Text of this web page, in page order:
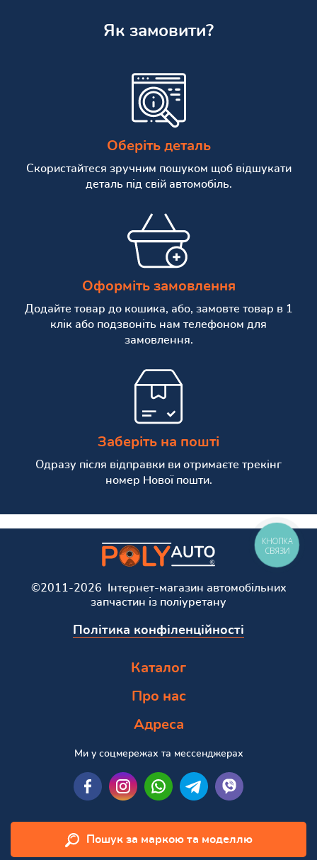
Як замовити?
Оберіть деталь
Скористайтеся зручним пошуком щоб відшукати
деталь під свій автомобіль.
Оформіть замовлення
Додайте товар до кошика, або, замовте товар в 1
клік або подзвоніть нам телефоном для
замовлення.
Заберіть на пошті
Одразу після відправки ви отримаєте трекінг
номер Нової пошти.
©2011-2026 Інтернет-магазин автомобільних
запчастин із поліуретану
Політика конфіленційності
Каталог
Про нас
Адреса
Ми у соцмережах та мессенджерах
Пошук за маркою та моделлю
КНОПКА
СВЯЗИ